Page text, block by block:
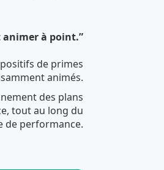
animer à point.”
de primes
animés.
des plans
tout au long du
de performance.